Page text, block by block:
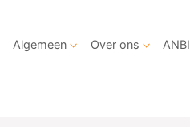
Algemeen Over ons ANBI